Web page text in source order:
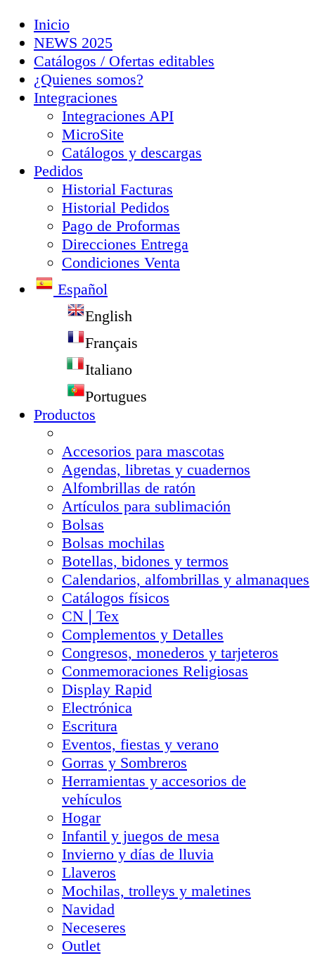
Inicio
NEWS 2025
Catálogos / Ofertas editables
¿Quienes somos?
Integraciones
Integraciones API
MicroSite
Catálogos y descargas
Pedidos
Historial Facturas
Historial Pedidos
Pago de Proformas
Direcciones Entrega
Condiciones Venta
Español
English
Français
Italiano
Portugues
Productos
Accesorios para mascotas
Agendas, libretas y cuadernos
Alfombrillas de ratón
Artículos para sublimación
Bolsas
Bolsas mochilas
Botellas, bidones y termos
Calendarios, alfombrillas y almanaques
Catálogos físicos
CN❘Tex
Complementos y Detalles
Congresos, monederos y tarjeteros
Conmemoraciones Religiosas
Display Rapid
Electrónica
Escritura
Eventos, fiestas y verano
Gorras y Sombreros
Herramientas y accesorios de
vehículos
Hogar
Infantil y juegos de mesa
Invierno y días de lluvia
Llaveros
Mochilas, trolleys y maletines
Navidad
Neceseres
Outlet